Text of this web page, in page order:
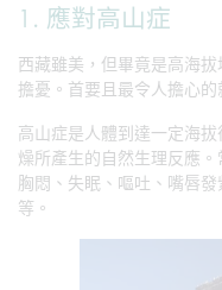
1. 應對高山症
西藏雖美，但畢竟是高海
擔憂。首要且最令人擔心的
高山症是人體到達一定海
燥所產生的自然生理反應
胸悶、失眠、嘔吐、嘴唇
等。